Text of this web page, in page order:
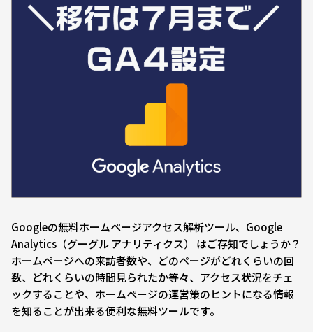
Googleの無料ホームページアクセス解析ツール、Google
Analytics（グーグル アナリティクス） はご存知でしょうか？
ホームページへの来訪者数や、どのページがどれくらいの回
数、どれくらいの時間見られたか等々、アクセス状況をチェ
ックすることや、ホームページの運営策のヒントになる情報
を知ることが出来る便利な無料ツールです。